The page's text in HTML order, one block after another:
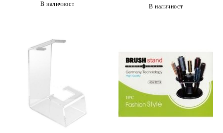
В наличност В наличност